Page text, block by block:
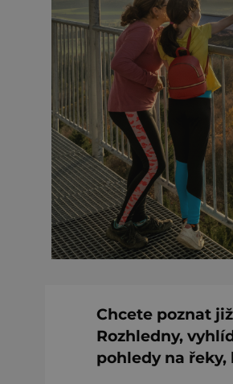
Chcete poznat
Rozhledny,
pohledy na řeky,